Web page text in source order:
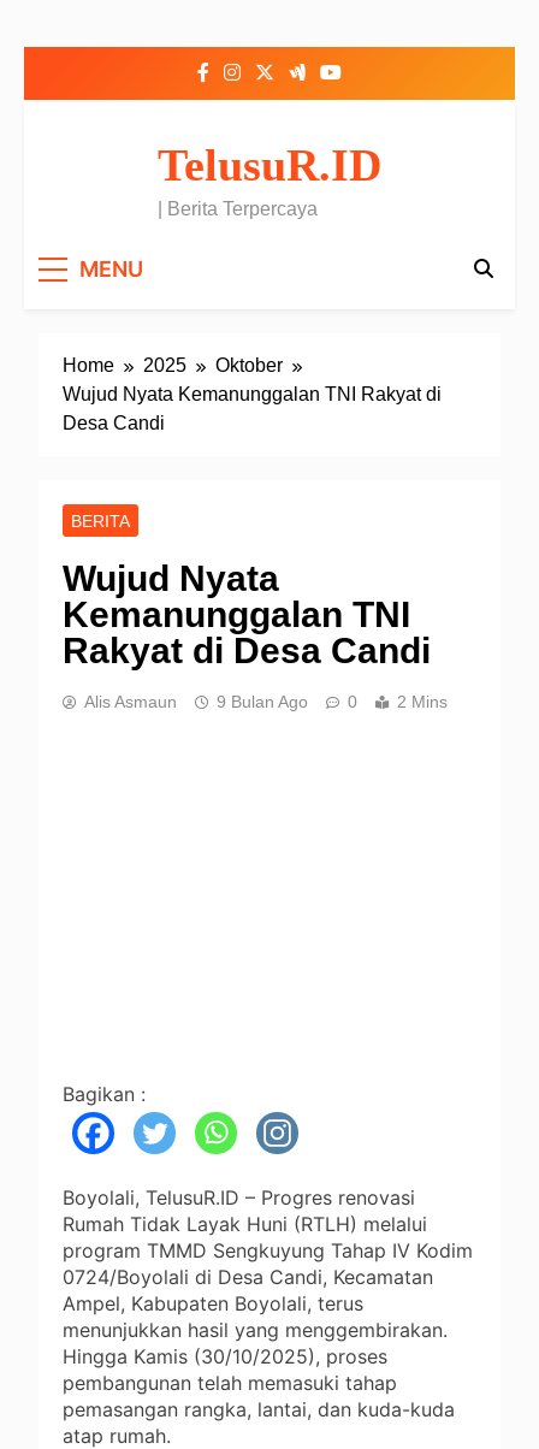
TelusuR.ID
| Berita Terpercaya
MENU
Home 2025
Oktober
Wujud Nyata Kemanunggalan TNI Rakyat di
Desa Candi
BERITA
Wujud Nyata
Kemanunggalan TNI
Rakyat di Desa Candi
Alis Asmaun 9 Bulan Ago 0 2 Mins
Bagikan :
Boyolali, TelusuR.ID – Progres renovasi
Rumah Tidak Layak Huni (RTLH) melalui
program TMMD Sengkuyung Tahap IV Kodim
0724/Boyolali di Desa Candi, Kecamatan
Ampel, Kabupaten Boyolali, terus
menunjukkan hasil yang menggembirakan.
Hingga Kamis (30/10/2025), proses
pembangunan telah memasuki tahap
pemasangan rangka, lantai, dan kuda-kuda
atap rumah.